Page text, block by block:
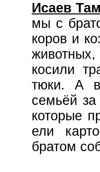
Исаев
мы с
коров и
косили
тюки. А
семьёй
которые
ели
братом